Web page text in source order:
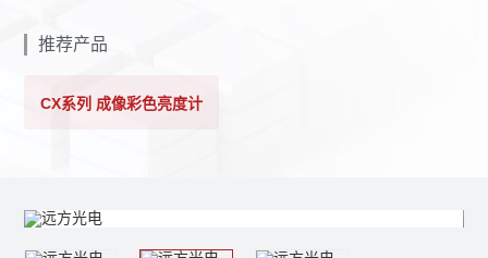
推荐产品
CX系列 成像彩色亮度计